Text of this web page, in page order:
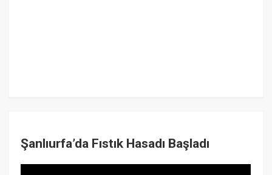
Şanlıurfa’da Fıstık Hasadı Başladı